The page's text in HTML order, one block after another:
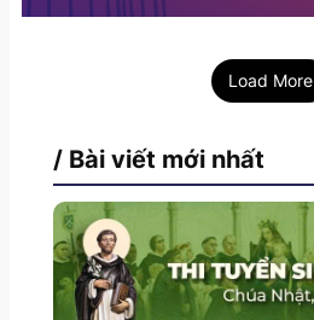
Load More
/ Bài viết mới nhất